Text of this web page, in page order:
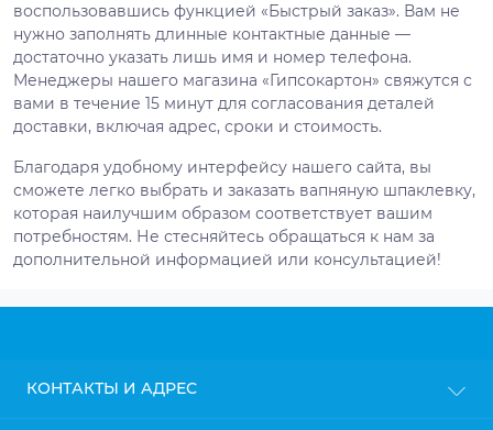
воспользовавшись функцией «Быстрый заказ». Вам не
нужно заполнять длинные контактные данные —
достаточно указать лишь имя и номер телефона.
Менеджеры нашего магазина «Гипсокартон» свяжутся с
вами в течение 15 минут для согласования деталей
доставки, включая адрес, сроки и стоимость.
Благодаря удобному интерфейсу нашего сайта, вы
сможете легко выбрать и заказать вапняную шпаклевку,
которая наилучшим образом соответствует вашим
потребностям. Не стесняйтесь обращаться к нам за
дополнительной информацией или консультацией!
КОНТАКТЫ И АДРЕС